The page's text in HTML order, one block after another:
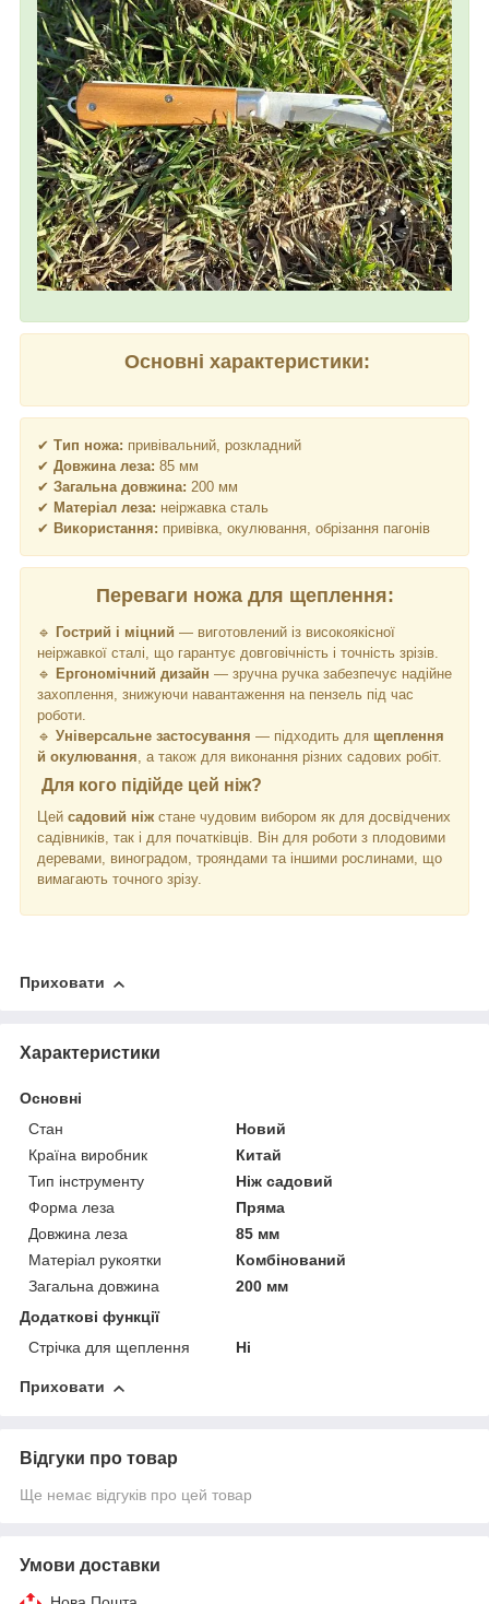
Основні характеристики:
✔ Тип ножа: привівальний, розкладний
✔ Довжина леза: 85 мм
✔ Загальна довжина: 200 мм
✔ Матеріал леза: неіржавка сталь
✔ Використання: привівка, окулювання, обрізання пагонів
Переваги ножа для щеплення:
🔹 Гострий і міцний — виготовлений із високоякісної
неіржавкої сталі, що гарантує довговічність і точність зрізів.
🔹 Ергономічний дизайн — зручна ручка забезпечує надійне
захоплення, знижуючи навантаження на пензель під час
роботи.
🔹 Універсальне застосування — підходить для щеплення
й окулювання, а також для виконання різних садових робіт.
Для кого підійде цей ніж?
Цей садовий ніж стане чудовим вибором як для досвідчених
садівників, так і для початківців. Він для роботи з плодовими
деревами, виноградом, трояндами та іншими рослинами, що
вимагають точного зрізу.
Приховати
Характеристики
Основні
Стан
Новий
Країна виробник
Китай
Тип інструменту
Ніж садовий
Форма леза
Пряма
Довжина леза
85 мм
Матеріал рукоятки
Комбінований
Загальна довжина
200 мм
Додаткові функції
Стрічка для щеплення
Ні
Приховати
Відгуки про товар
Ще немає відгуків про цей товар
Умови доставки